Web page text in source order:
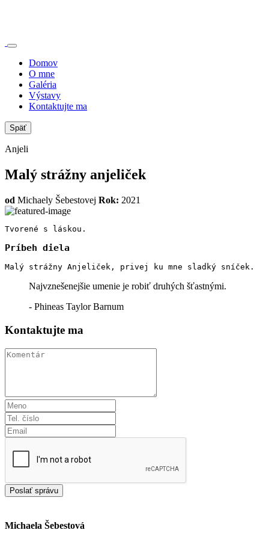
Domov
O mne
Galéria
Výstavy
Kontaktujte ma
Späť
Anjeli
Malý strážny anjeliček
od Michaely Šebestovej Rok: 2021
Tvorené s láskou.
Príbeh diela
Malý strážny Anjeliček, privej ku mne sladký sníček.
Najvznešenejšie umenie je robiť druhých šťastnými.
- Phineas Taylor Barnum
Kontaktujte ma
Michaela Šebestová